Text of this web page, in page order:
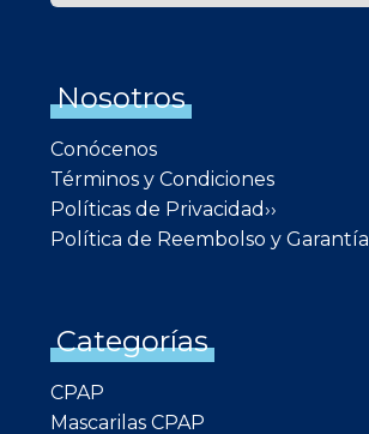
Nosotros
Conócenos
Términos y Condiciones
Políticas de Privacidad››
Política de Reembolso y Garantía
Categorías
CPAP
Mascarilas CPAP